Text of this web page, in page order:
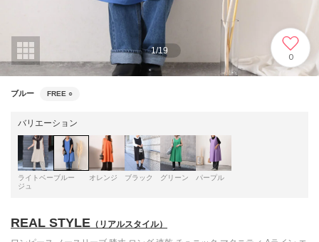
1/19
0
ブルー FREE ○
バリエーション
ライトベー
ジュ
ブルー オレンジ ブラック グリーン パープル
REAL STYLE （リアルスタイル）